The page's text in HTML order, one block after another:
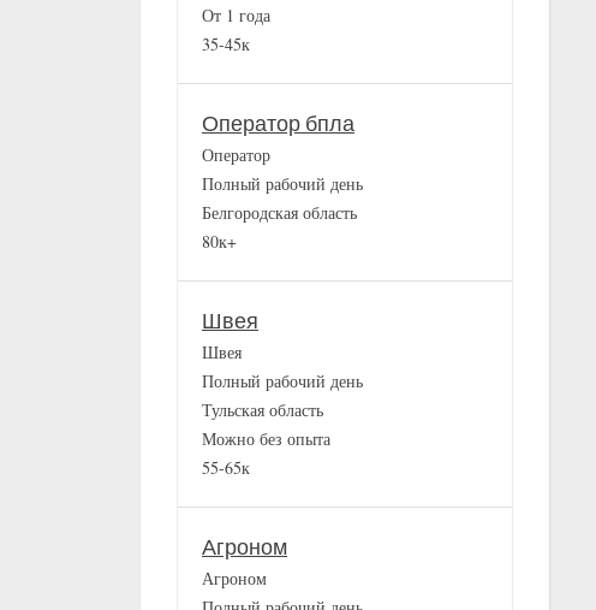
От 1 года
35-45к
Оператор бпла
Оператор
Полный рабочий день
Белгородская область
80к+
Швея
Швея
Полный рабочий день
Тульская область
Можно без опыта
55-65к
Агроном
Агроном